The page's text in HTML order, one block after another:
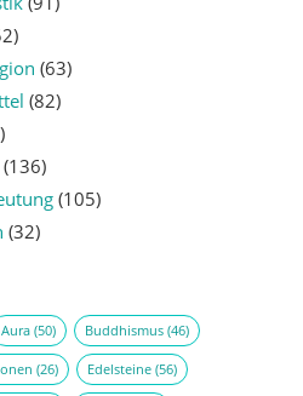
(63)
(82)
(136)
(105)
(32)
Aura(50) Buddhismus(46)
(26) Edelsteine(56)